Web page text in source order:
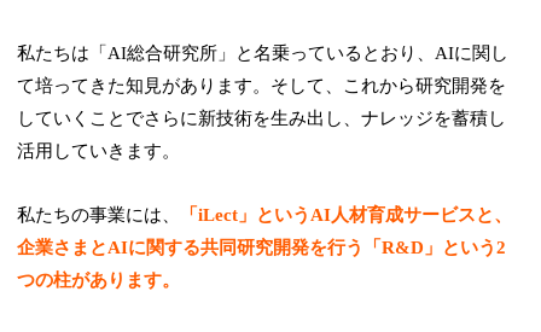
私たちは「AI総合研究所」と名乗っているとおり、AIに関し
て培ってきた知見があります。そして、これから研究開発を
していくことでさらに新技術を生み出し、ナレッジを蓄積し
活用していきます。
私たちの事業には、
「iLect」というAI人材育成サービスと、
企業さまとAIに関する共同研究開発を行う「R&D」という2
つの柱があります。